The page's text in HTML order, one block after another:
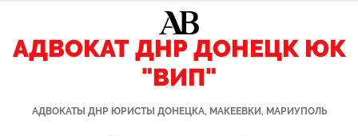
АДВОКАТ ДНР ДОНЕЦК ЮК
"ВИП"
АДВОКАТЫ ДНР ЮРИСТЫ ДОНЕЦКА, МАКЕЕВКИ, МАРИУПОЛЬ